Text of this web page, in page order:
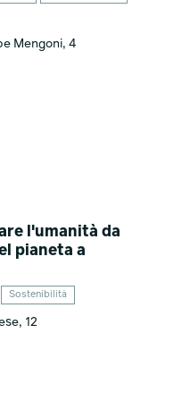
Mengoni, 4
l'umanità da
pianeta a
Sostenibilità
12